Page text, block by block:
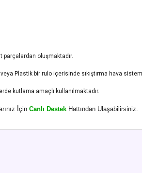
parçalardan oluşmaktadır.
Plastik bir rulo içerisinde sıkıştırma hava
kutlama amaçlı kullanılmaktadır.
İçin Canlı Destek Hattından Ulaşabilirsiniz.